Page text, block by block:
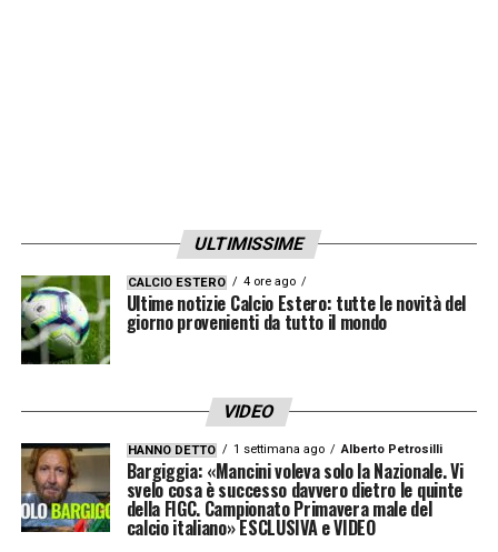
ULTIMISSIME
CALCIO ESTERO 4 ore ago
Ultime notizie Calcio Estero: tutte le novità del
giorno provenienti da tutto il mondo
VIDEO
HANNO DETTO 1 settimana ago Alberto Petrosilli
Bargiggia: «Mancini voleva solo la Nazionale. Vi
svelo cosa è successo davvero dietro le quinte
della FIGC. Campionato Primavera male del
calcio italiano» ESCLUSIVA e VIDEO